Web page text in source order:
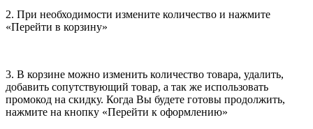
2. При необходимости измените количество и нажмите
«Перейти в корзину»
3. В корзине можно изменить количество товара, удалить,
добавить сопутствующий товар, а так же использовать
промокод на скидку. Когда Вы будете готовы продолжить,
нажмите на кнопку «Перейти к оформлению»